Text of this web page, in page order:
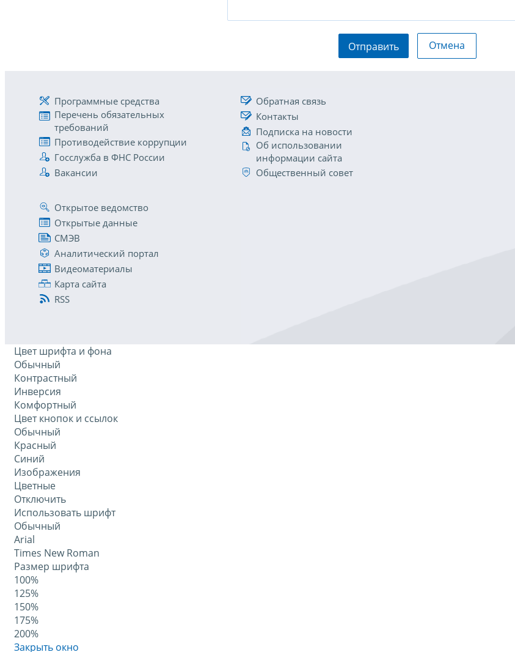
Отправить Отмена
Программные средства
Перечень обязательных
требований
Противодействие коррупции
Госслужба в ФНС России
Вакансии
Обратная связь
Контакты
Подписка на новости
Об использовании
информации сайта
Общественный совет
Открытое ведомство
Открытые данные
СМЭВ
Аналитический портал
Видеоматериалы
Карта сайта
RSS
Цвет шрифта и фона
Обычный
Контрастный
Инверсия
Комфортный
Цвет кнопок и ссылок
Обычный
Красный
Синий
Изображения
Цветные
Отключить
Использовать шрифт
Обычный
Arial
Times New Roman
Размер шрифта
100%
125%
150%
175%
200%
Закрыть окно